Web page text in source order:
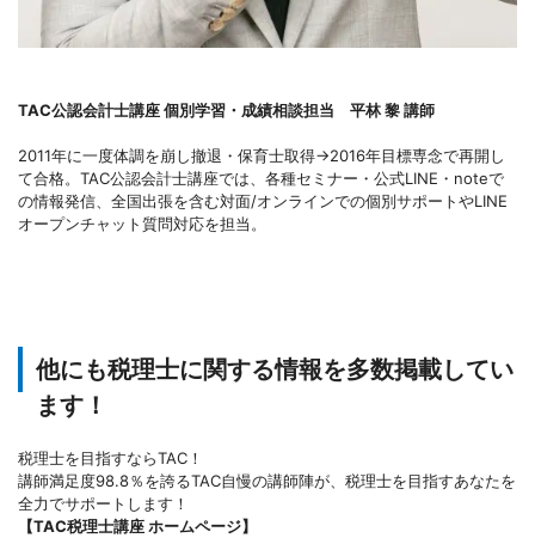
TAC公認会計士講座 個別学習・成績相談担当 平林 黎 講師
2011年に一度体調を崩し撤退・保育士取得→2016年目標専念で再開し
て合格。TAC公認会計士講座では、各種セミナー・公式LINE・noteで
の情報発信、全国出張を含む対面/オンラインでの個別サポートやLINE
オープンチャット質問対応を担当。
他にも税理士に関する情報を多数掲載してい
ます！
税理士を目指すならTAC！
講師満足度98.8％を誇るTAC自慢の講師陣が、税理士を目指すあなたを
全力でサポートします！
【TAC税理士講座 ホームページ】